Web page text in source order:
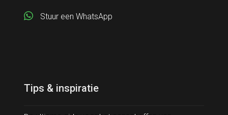
Stuur een WhatsApp
Tips & inspiratie